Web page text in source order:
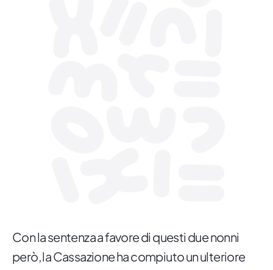
Con la sentenza a favore di questi due nonni
però, la Cassazione ha compiuto un ulteriore